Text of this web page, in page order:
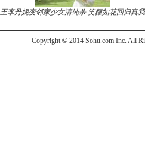
王李丹妮变邻家少女清纯杀 笑颜如花回归真我
Copyright © 2014 Sohu.com Inc. All